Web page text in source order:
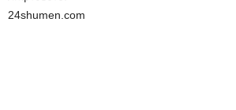
24shumen.com